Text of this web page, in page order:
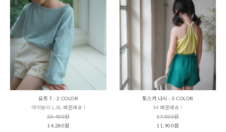
요트 T - 2 COLOR
아이보리 L,XL 빠른배송 !
20,400원
14,280원
토스카 나시 - 3 COLOR
M 빠른배송 !
17,000원
11,900원